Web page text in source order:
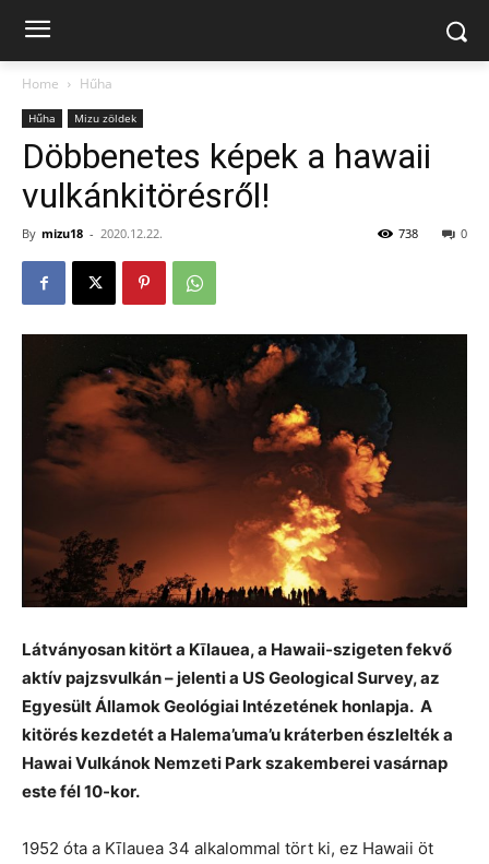
Home Hűha
Hűha Mizu zöldek
Döbbenetes képek a hawaii
vulkánkitörésről!
By mizu18 - 2020.12.22. 0
738
Látványosan kitört a Kīlauea, a Hawaii-szigeten fekvő
aktív pajzsvulkán – jelenti a US Geological Survey, az
Egyesült Államok Geológiai Intézetének honlapja. A
kitörés kezdetét a Halema’uma’u kráterben észlelték a
Hawai Vulkánok Nemzeti Park szakemberei vasárnap
este fél 10-kor.
1952 óta a Kīlauea 34 alkalommal tört ki, ez Hawaii öt